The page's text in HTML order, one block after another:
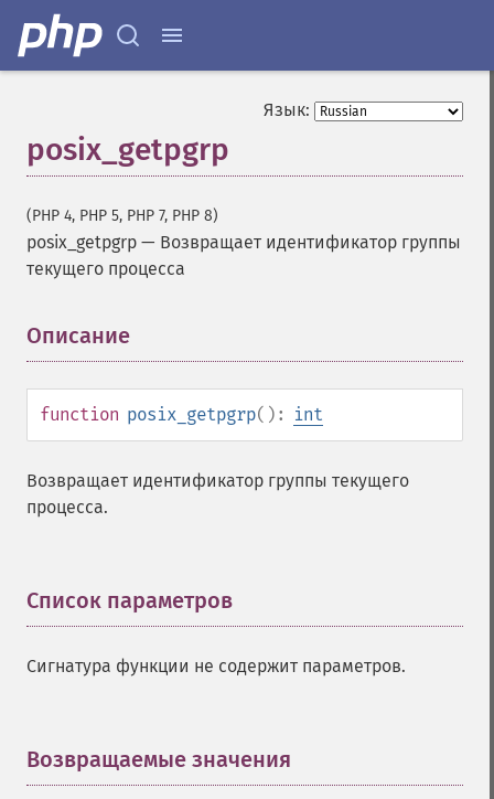
Язык:
posix_getpgrp
(PHP 4, PHP 5, PHP 7, PHP 8)
posix_getpgrp — Возвращает идентификатор группы
текущего процесса
Описание
function posix_getpgrp(): int
Возвращает идентификатор группы текущего
процесса.
Список параметров
Сигнатура функции не содержит параметров.
Возвращаемые значения